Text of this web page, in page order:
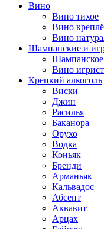
Вино
Вино тихое
Вино
Вино
Шампанские и
Шампанское
Вино
Крепкий алкоголь
Виски
Джин
Расилья
Баканора
Орухо
Водка
Коньяк
Бренди
Арманьяк
Кальвадос
Абсент
Аквавит
Арцах